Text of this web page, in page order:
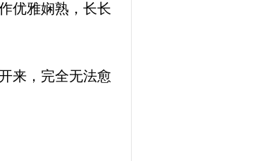
优雅娴熟，长长
来，完全无法愈